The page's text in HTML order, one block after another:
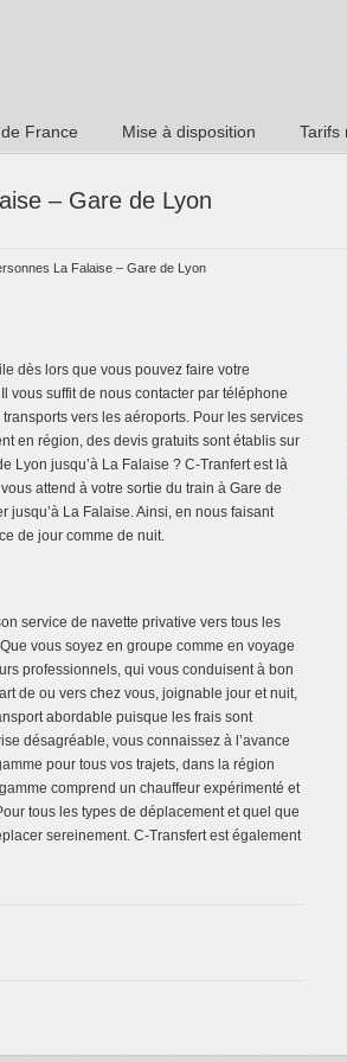
France Mise à disposition Tarifs
– Gare de Lyon
La Falaise – Gare de Lyon
dès lors que vous pouvez faire votre
vous suffit de nous contacter par téléphone
vers les aéroports. Pour les services
en région, des devis gratuits sont établis sur
Lyon jusqu’à La Falaise ? C-Tranfert est là
attend à votre sortie du train à Gare de
jusqu’à La Falaise. Ainsi, en nous faisant
de jour comme de nuit.
service de navette privative vers tous les
vous soyez en groupe comme en voyage
professionnels, qui vous conduisent à bon
de ou vers chez vous, joignable jour et nuit,
abordable puisque les frais sont
désagréable, vous connaissez à l’avance
pour tous vos trajets, dans la région
comprend un chauffeur expérimenté et
tous les types de déplacement et quel que
sereinement. C-Transfert est également